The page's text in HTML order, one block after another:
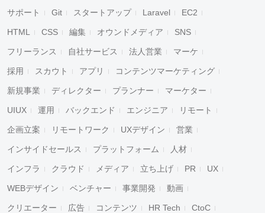
サポート Git スタートアップ Laravel EC2
HTML CSS 編集 オウンドメディア SNS
フリーランス 自社サービス 法人営業 マーケ
採用 スカウト アプリ コンテンツマーケティング
新規事業 ディレクター プランナー マーケター
UIUX 運用 バックエンド エンジニア リモート
企画立案 リモートワーク UXデザイン 営業
インサイドセールス プラットフォーム 人材
インフラ クラウド メディア 立ち上げ PR UX
WEBデザイン ベンチャー 事業開発 動画
クリエーター 広告 コンテンツ HR Tech CtoC